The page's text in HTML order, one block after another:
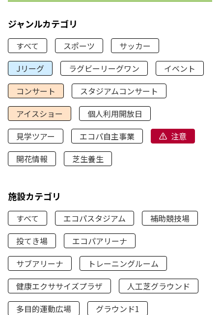
ジャンルカテゴリ
すべて スポーツ
サッカー
Jリーグ
ラグビーリーグワン
イベント
コンサート
スタジアムコンサート
アイスショー
個人利用開放日
見学ツアー
エコパ自主事業
注意
開花情報
芝生養生
施設カテゴリ
すべて エコパスタジアム
補助競技場
投てき場
エコパアリーナ
サブアリーナ
トレーニングルーム
健康エクササイズプラザ
人工芝グラウンド
多目的運動広場
グラウンド1